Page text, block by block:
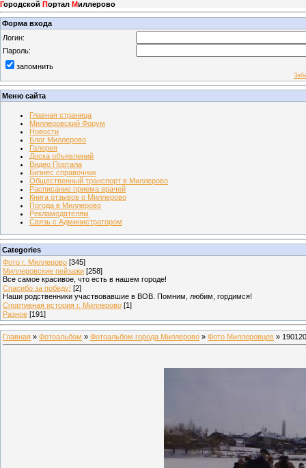
Городской Портал Миллерово
Форма входа
Логин:
Пароль:
запомнить
Меню сайта
Главная страница
Миллеровский Форум
Новости
Блог Миллерово
Галерея
Доска объявлений
Видео Портала
Бизнес справочник
Общественный транспорт в Миллерово
Расписание приема врачей
Книга отзывов о Миллерово
Погода в Миллерово
Рекламодателям
Связь с Администратором
Categories
Фото г. Миллерово [345]
Миллеровские пейзажи [258]
Все самое красивое, что есть в нашем городе!
Спасибо за победу! [2]
Наши родственники участвовавшие в ВОВ. Помним, любим, гордимся!
Спортивная история г. Миллерово [1]
Разное [191]
Главная » Фотоальбом » Фотоальбом города Миллерово » Фото Миллеровцев »